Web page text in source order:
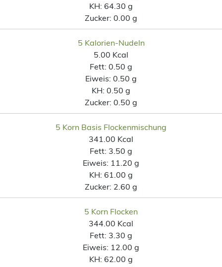
KH: 64.30 g
Zucker: 0.00 g
5 Kalorien-Nudeln
5.00 Kcal
Fett: 0.50 g
Eiweis: 0.50 g
KH: 0.50 g
Zucker: 0.50 g
5 Korn Basis Flockenmischung
341.00 Kcal
Fett: 3.50 g
Eiweis: 11.20 g
KH: 61.00 g
Zucker: 2.60 g
5 Korn Flocken
344.00 Kcal
Fett: 3.30 g
Eiweis: 12.00 g
KH: 62.00 g